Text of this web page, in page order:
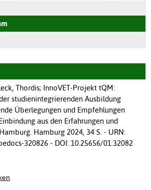
Thordis; InnoVET-Projekt tQM:
studienintegrierenden Ausbildung
Überlegungen und Empfehlungen
aus den Erfahrungen und
Hamburg 2024, 34 S. - URN:
320826 - DOI: 10.25656/01:32082